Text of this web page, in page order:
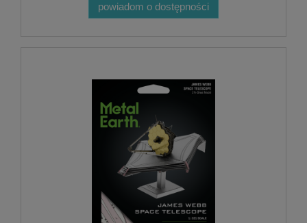
powiadom o dostępności